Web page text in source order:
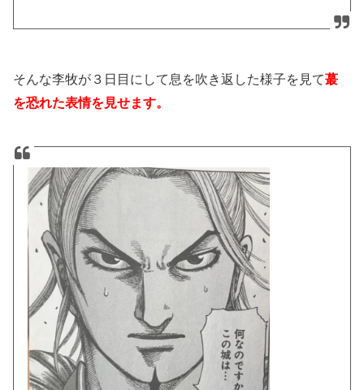
そんな李牧が３日目にして息を吹き返した様子を見て蕞
を恐れた表情を見せます。